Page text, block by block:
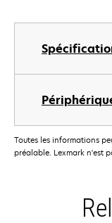
Toutes les informations
préalable. Lexmark n'est